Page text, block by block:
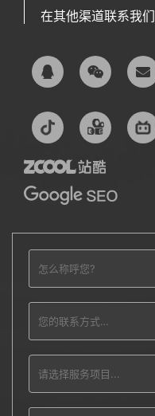
在其他渠道联系我们